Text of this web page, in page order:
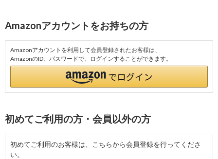
Amazonアカウントをお持ちの方
Amazonアカウントを利用して会員登録されたお客様は、
AmazonのID、パスワードで、ログインすることができます。
初めてご利用の方・会員以外の方
初めてご利用のお客様は、こちらから会員登録を行ってくださ
い。